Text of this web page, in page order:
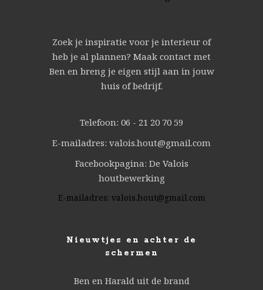
Zoek je inspiratie voor je interieur of
heb je al plannen? Maak contact met
Ben en breng je eigen stijl aan in jouw
huis of bedrijf.
Telefoon: 06 - 21 20 70 59
E-mailadres: valois.hout@gmail.com
Facebookpagina: De Valois
houtbewerking
E-mailadres: valois.hout@gmail.com
Nieuwtjes en achter de
schermen
Ben en Harald uit de brand